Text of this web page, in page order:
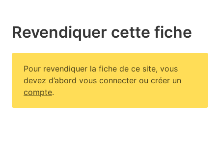
Revendiquer cette fiche
Pour revendiquer la fiche de ce site, vous
devez d’abord vous connecter ou créer un
compte.